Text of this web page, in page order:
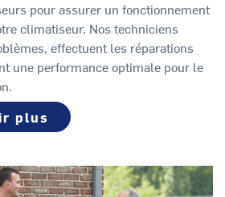
pour assurer un fonctionnement
climatiseur. Nos techniciens
effectuent les réparations
une performance optimale pour le
plus